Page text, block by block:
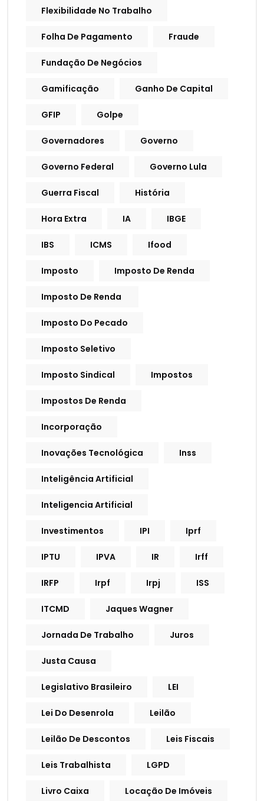
Flexibilidade No Trabalho
Folha De Pagamento Fraude
Fundação De Negócios
Gamificação Ganho De Capital
GFIP Golpe
Governadores Governo
Governo Federal Governo Lula
Guerra Fiscal História
Hora Extra IA IBGE
IBS ICMS Ifood
Imposto Imposto De Renda
Imposto De Renda
Imposto Do Pecado
Imposto Seletivo
Imposto Sindical Impostos
Impostos De Renda
Incorporação
Inovações Tecnológica Inss
Inteligência Artificial
Inteligencia Artificial
Investimentos IPI Iprf
IPTU IPVA IR Irff
IRFP Irpf Irpj ISS
ITCMD Jaques Wagner
Jornada De Trabalho Juros
Justa Causa
Legislativo Brasileiro LEI
Lei Do Desenrola Leilão
Leilão De Descontos Leis Fiscais
Leis Trabalhista LGPD
Livro Caixa Locação De Imóveis